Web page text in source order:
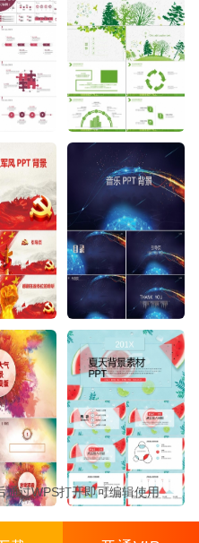
通过WPS打开即可编辑使用